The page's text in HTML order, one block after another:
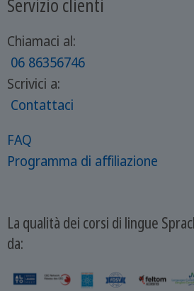
Servizio clienti
Chiamaci al:
06 86356746
Scrivici a:
Contattaci
FAQ
Programma di affiliazione
La qualità dei corsi di lingue
da: